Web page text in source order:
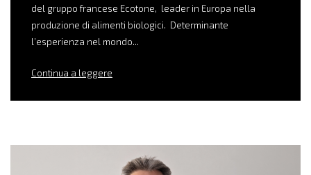
del gruppo francese Ecotone, leader in Europa nella
produzione di alimenti biologici. Determinante
l’esperienza nel mondo...
Continua a leggere